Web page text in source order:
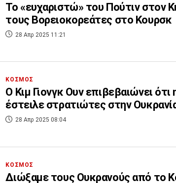
Το «ευχαριστώ» του Πούτιν στον
τους Βορειοκορεάτες στο Κουρσκ
28 Απρ 2025 11:21
ΚΟΣΜΟΣ
Ο Κιμ Γιονγκ Ουν επιβεβαιώνει ότι
έστειλε στρατιώτες στην
28 Απρ 2025 08:04
ΚΟΣΜΟΣ
Διώξαμε τους Ουκρανούς από το